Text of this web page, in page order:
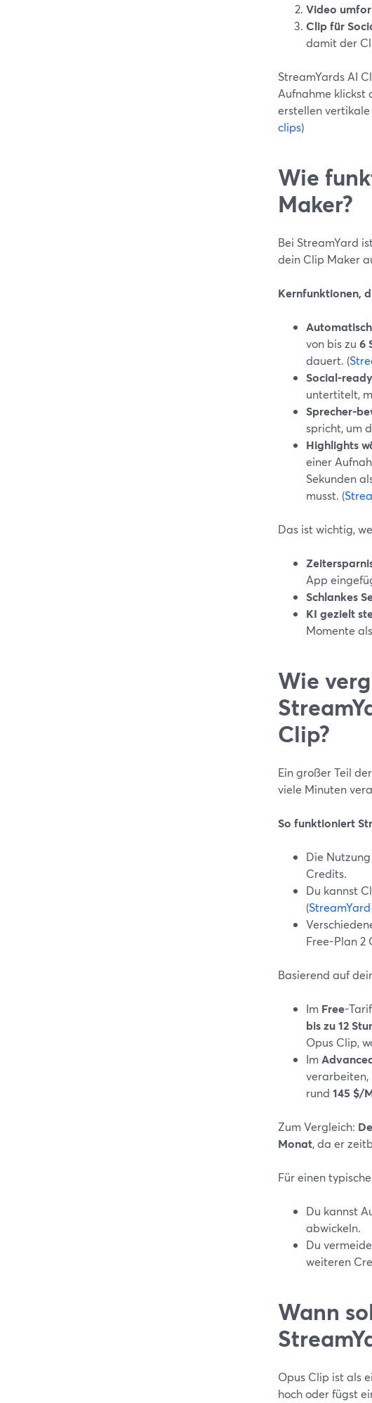
Video
Clip für
damit der
StreamYards AI
Aufnahme klickst
erstellen
clips)
Wie
Maker?
Bei StreamYard
dein Clip Maker
Kernfunktionen,
von bis zu 6
dauert. (
Social-
untertitelt,
Sprecher-
spricht, um
Highlights
einer
Sekunden
musst. (
Das ist wichtig,
App
Schlankes
KI gezielt
Momente
Wie
Clip?
Ein großer Teil
viele Minuten
So funktioniert
Die
Credits.
Du kannst
(
Free-Plan 2
Basierend auf
Im Free-
bis zu 12
Opus Clip,
Im
verarbeiten,
rund 145 $/
Zum Vergleich:
Monat, da er
Für einen
Du kannst
abwickeln.
Du
weiteren
Wann
Opus Clip ist als
hoch oder fügst